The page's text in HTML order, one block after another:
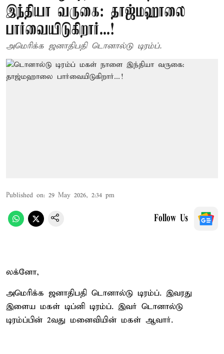
இந்தியா வருகை: தாஜ்மஹாலை
பார்வையிடுகிறார்...!
அமெரிக்க ஜனாதிபதி டொனால்டு டிரம்ப்.
Published on: 29 May 2026, 2:34 pm
Follow Us
லக்னோ,
அமெரிக்க ஜனாதிபதி டொனால்டு டிரம்ப். இவரது
இளைய மகள் டிப்னி டிரம்ப். இவர் டொனால்டு
டிரம்ப்பின் 2வது மனைவியின் மகள் ஆவார்.